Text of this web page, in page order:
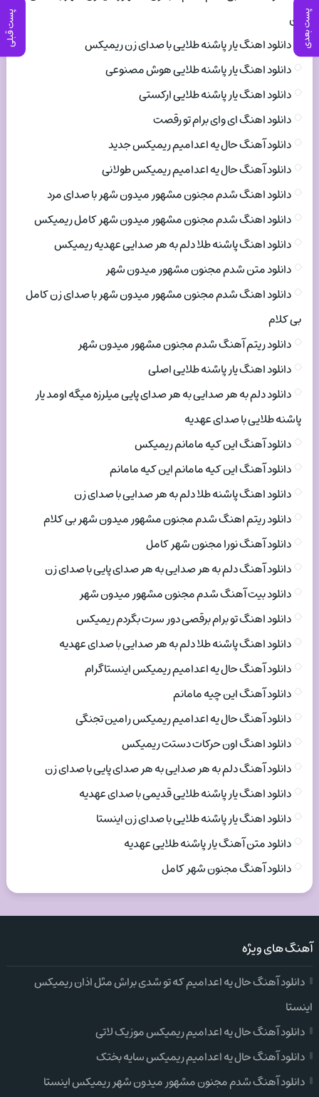
پست بعدی پست قبلی
زن
دانلود اهنگ یار پاشنه طلایی با صدای زن ریمیکس
دانلود اهنگ یار پاشنه طلایی هوش مصنوعی
دانلود اهنگ یار پاشنه طلایی ارکستی
دانلود اهنگ ای وای برام تو رقصت
دانلود آهنگ حال یه اعدامیم ریمیکس جدید
دانلود آهنگ حال یه اعدامیم ریمیکس طولانی
دانلود اهنگ شدم مجنون مشهور میدون شهر با صدای مرد
دانلود اهنگ شدم مجنون مشهور میدون شهر کامل ریمیکس
دانلود اهنگ پاشنه طلا دلم به هر صدایی عهدیه ریمیکس
دانلود متن شدم مجنون مشهور میدون شهر
دانلود اهنگ شدم مجنون مشهور میدون شهر با صدای زن کامل
بی کلام
دانلود ریتم آهنگ شدم مجنون مشهور میدون شهر
دانلود اهنگ یار پاشنه طلایی اصلی
دانلود دلم به هر صدایی به هر صدای پایی میلرزه میگه اومد یار
پاشنه طلایی با صدای عهدیه
دانلود آهنگ این کیه مامانم ریمیکس
دانلود آهنگ این کیه مامانم این کیه مامانم
دانلود اهنگ پاشنه طلا دلم به هر صدایی با صدای زن
دانلود ریتم اهنگ شدم مجنون مشهور میدون شهر بی کلام
دانلود آهنگ نورا مجنون شهر کامل
دانلود آهنگ دلم به هر صدایی به هر صدای پایی با صدای زن
دانلود بیت آهنگ شدم مجنون مشهور میدون شهر
دانلود اهنگ تو برام برقصی دور سرت بگردم ریمیکس
دانلود اهنگ پاشنه طلا دلم به هر صدایی با صدای عهدیه
دانلود آهنگ حال یه اعدامیم ریمیکس اینستاگرام
دانلود آهنگ این چیه مامانم
دانلود آهنگ حال یه اعدامیم ریمیکس رامین تجنگی
دانلود اهنگ اون حرکات دستت ریمیکس
دانلود آهنگ دلم به هر صدایی به هر صدای پایی با صدای زن
دانلود اهنگ یار پاشنه طلایی قدیمی با صدای عهدیه
دانلود اهنگ یار پاشنه طلایی با صدای زن اینستا
دانلود متن آهنگ یار پاشنه طلایی عهدیه
دانلود آهنگ مجنون شهر کامل
آهنگ های ویژه
دانلود آهنگ حال یه اعدامیم که تو شدی براش مثل اذان ریمیکس
اینستا
دانلود آهنگ حال یه اعدامیم ریمیکس موزیک لاتی
دانلود آهنگ حال یه اعدامیم ریمیکس سایه بختک
دانلود آهنگ شدم مجنون مشهور میدون شهر ریمیکس اینستا